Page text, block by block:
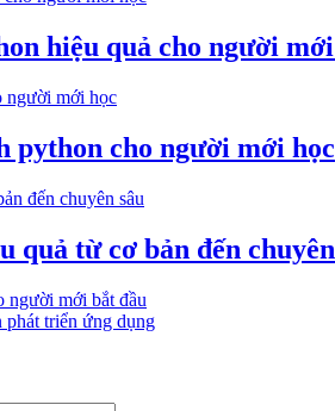
hiệu quả cho người
python cho người mới học
từ cơ bản đến
người mới bắt đầu
triển ứng dụng